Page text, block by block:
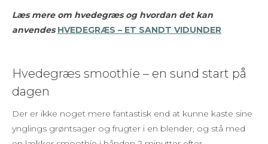
Læs mere om hvedegræs og hvordan det kan
anvendes HVEDEGRÆS – ET SANDT VIDUNDER
Hvedegræs smoothie – en sund start på
dagen
Der er ikke noget mere fantastisk end at kunne kaste sine
ynglings grøntsager og frugter i en blender, og stå med